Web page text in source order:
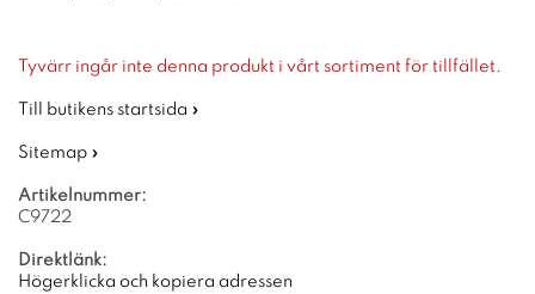
Tyvärr ingår inte denna produkt i vårt sortiment för tillfället.
Till butikens startsida »
Sitemap »
Artikelnummer:
C9722
Direktlänk:
Högerklicka och kopiera adressen